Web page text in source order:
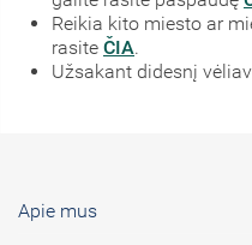
Reikia kito miesto ar
rasite ČIA.
Užsakant didesnį
Apie mus